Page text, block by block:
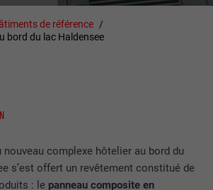
de référence
bord du lac Haldensee
nouveau complexe hôtelier au bord du
s’est offert un revêtement constitué de
: le panneau composite en